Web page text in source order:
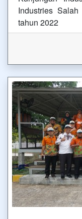
Industries
tahun 2022